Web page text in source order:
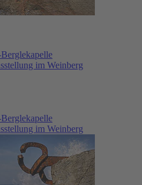
im Weinberg
im Weinberg